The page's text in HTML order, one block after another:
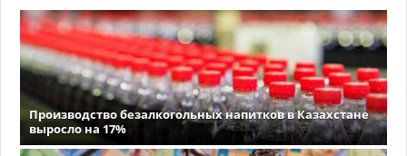
Производство безалкогольных напитков в Казахстане
выросло на 17%